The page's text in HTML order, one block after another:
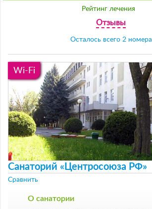
Рейтинг лечения
Отзывы
Осталось всего 2 номера
Wi-Fi
Санаторий «Центросоюза РФ»
Сравнить
О санатории